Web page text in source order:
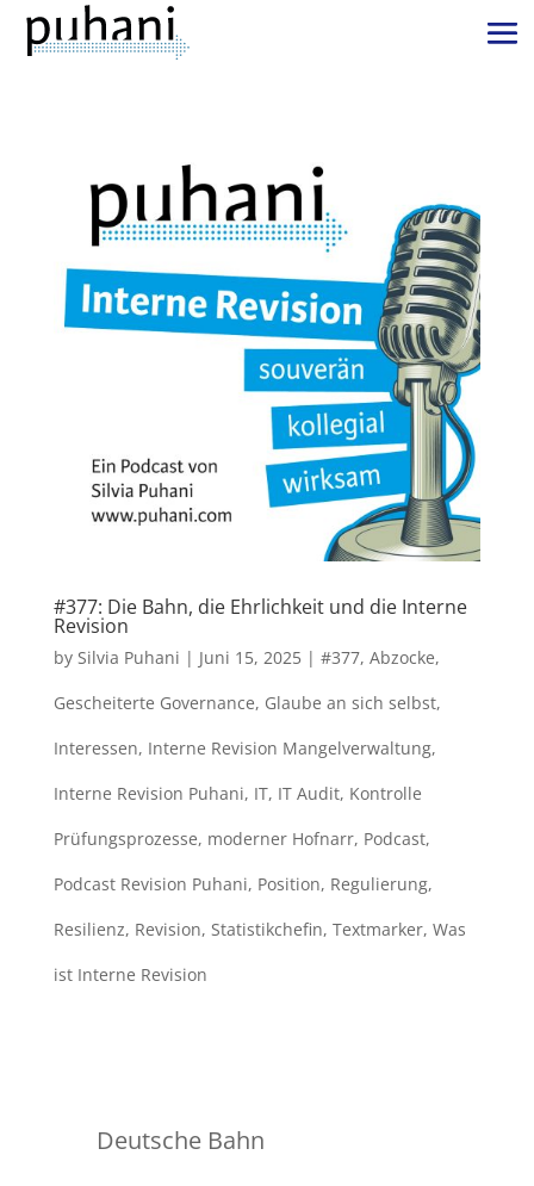
#377: Die Bahn, die Ehrlichkeit und die Interne
Revision
by Silvia Puhani | Juni 15, 2025| #377, Abzocke,
Gescheiterte Governance, Glaube an sich selbst,
Interessen, Interne Revision Mangelverwaltung,
Interne Revision Puhani, IT, IT Audit, Kontrolle
Prüfungsprozesse, moderner Hofnarr, Podcast,
Podcast Revision Puhani, Position, Regulierung,
Resilienz, Revision, Statistikchefin, Textmarker, Was
ist Interne Revision
Deutsche Bahn